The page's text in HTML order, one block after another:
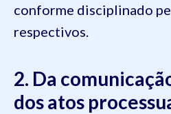
conforme disciplinado
respectivos.
2. Da
dos atos